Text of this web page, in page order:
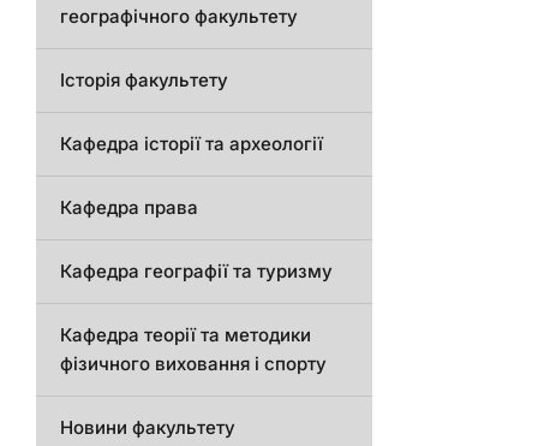
географічного факультету
Історія факультету
Кафедра історії та археології
Кафедра права
Кафедра географії та туризму
Кафедра теорії та методики
фізичного виховання і спорту
Новини факультету